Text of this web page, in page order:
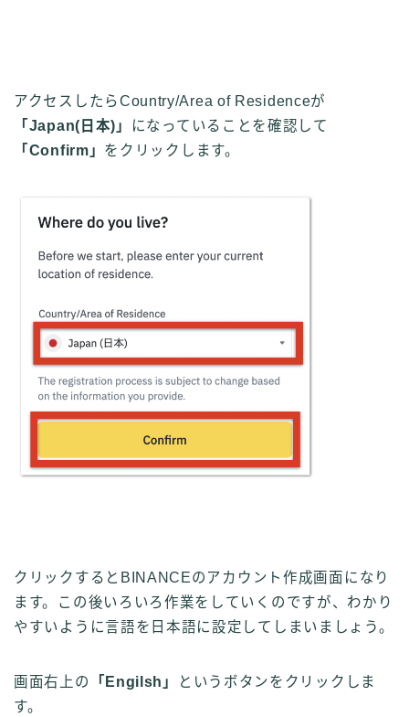
アクセスしたらCountry/Area of Residenceが
「Japan(日本)」
になっていることを確認して
「Confirm」 をクリックします。
クリックするとBINANCEのアカウント作成画面になり
ます。この後いろいろ作業をしていくのですが、わかり
やすいように言語を日本語に設定してしまいましょう。
画面右上の 「Engilsh」
というボタンをクリックしま
す。